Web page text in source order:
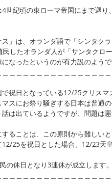
世紀頃の東ローマ帝国にまで遡り
」は、オランダ語で「シンタクラ
したオランダ人が「サンタクロー
なったというのが有力説のようで
祝日となっている12/25クリスマ
スにお祭り騒ぎする日本は普通の
は出ているようですが、問題は
ることは、この原則から難しいと
25を祝日とした場合、12/23天
の休日となり3連休が成立します。